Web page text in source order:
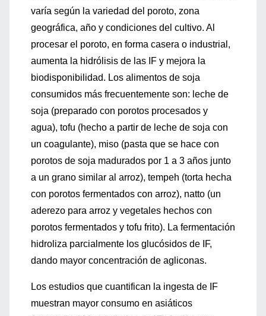
varía según la variedad del poroto, zona
geográfica, año y condiciones del cultivo. Al
procesar el poroto, en forma casera o industrial,
aumenta la hidrólisis de las IF y mejora la
biodisponibilidad. Los alimentos de soja
consumidos más frecuentemente son: leche de
soja (preparado con porotos procesados y
agua), tofu (hecho a partir de leche de soja con
un coagulante), miso (pasta que se hace con
porotos de soja madurados por 1 a 3 años junto
a un grano similar al arroz), tempeh (torta hecha
con porotos fermentados con arroz), natto (un
aderezo para arroz y vegetales hechos con
porotos fermentados y tofu frito). La fermentación
hidroliza parcialmente los glucósidos de IF,
dando mayor concentración de agliconas.
Los estudios que cuantifican la ingesta de IF
muestran mayor consumo en asiáticos